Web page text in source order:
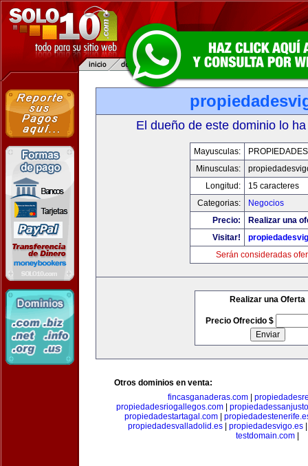
El dueño de este dominio lo
Mayusculas:
Minusculas:
Longitud:
15 caracteres
Categorias:
Negocios
Precio:
Realizar una
Visitar!
Serán consideradas
Realizar una Oferta
Precio Ofrecido $
Otros dominios en venta:
fincasganaderas.com|
propiedadesriogallegos.com|
propiedadestartagal.com|
propiedadesvalladolid.es
propiedadesvigo.es
testdomain.com